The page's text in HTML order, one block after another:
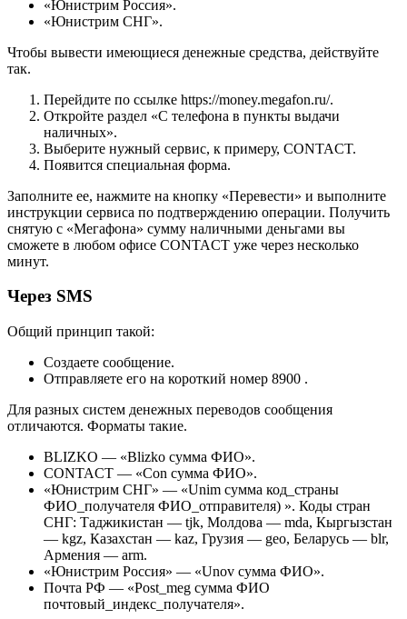
«Юнистрим Россия».
«Юнистрим СНГ».
Чтобы вывести имеющиеся денежные средства, действуйте
так.
Перейдите по ссылке https://money.megafon.ru/.
Откройте раздел «С телефона в пункты выдачи
наличных».
Выберите нужный сервис, к примеру, CONTACT.
Появится специальная форма.
Заполните ее, нажмите на кнопку «Перевести» и выполните
инструкции сервиса по подтверждению операции. Получить
снятую с «Мегафона» сумму наличными деньгами вы
сможете в любом офисе CONTACT уже через несколько
минут.
Через SMS
Общий принцип такой:
Создаете сообщение.
Отправляете его на короткий номер 8900 .
Для разных систем денежных переводов сообщения
отличаются. Форматы такие.
BLIZKO — «Blizko сумма ФИО».
CONTACT — «Con сумма ФИО».
«Юнистрим СНГ» — «Unim сумма код_страны
ФИО_получателя ФИО_отправителя) ». Коды стран
СНГ: Таджикистан — tjk, Молдова — mda, Кыргызстан
— kgz, Казахстан — kaz, Грузия — geo, Беларусь — blr,
Армения — arm.
«Юнистрим Россия» — «Unov сумма ФИО».
Почта РФ — «Post_meg сумма ФИО
почтовый_индекс_получателя».